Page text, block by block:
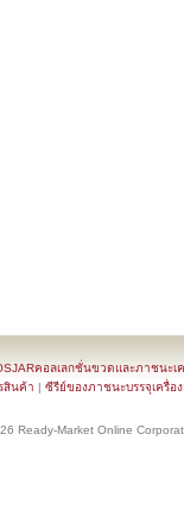
คอลเลกชั่นขวดและภาชนะเ
สินค้า | ซีรีย์ของภาชนะบรรจุเครื่อ
Ready-Market Online